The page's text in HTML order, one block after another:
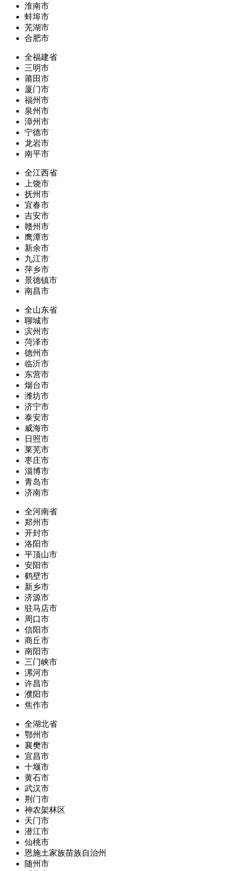
淮南市
蚌埠市
芜湖市
合肥市
全福建省
三明市
莆田市
厦门市
福州市
泉州市
漳州市
宁德市
龙岩市
南平市
全江西省
上饶市
抚州市
宜春市
吉安市
赣州市
鹰潭市
新余市
九江市
萍乡市
景德镇市
南昌市
全山东省
聊城市
滨州市
菏泽市
德州市
临沂市
东营市
烟台市
潍坊市
济宁市
泰安市
威海市
日照市
莱芜市
枣庄市
淄博市
青岛市
济南市
全河南省
郑州市
开封市
洛阳市
平顶山市
安阳市
鹤壁市
新乡市
济源市
驻马店市
周口市
信阳市
商丘市
南阳市
三门峡市
漯河市
许昌市
濮阳市
焦作市
全湖北省
鄂州市
襄樊市
宜昌市
十堰市
黄石市
武汉市
荆门市
神农架林区
天门市
潜江市
仙桃市
恩施土家族苗族自治州
随州市